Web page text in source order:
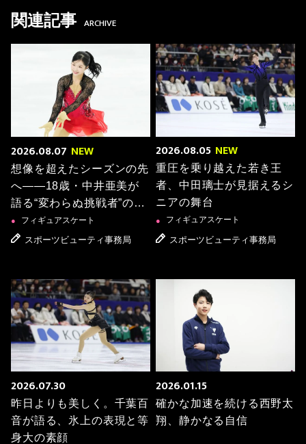
関連記事 ARCHIVE
2026.08.07 NEW
想像を超えたシーズンの先
へ――18歳・中井亜美が
語る“変わらぬ挑戦者”の思
い
● フィギュアスケート
スポーツビューティ事務局
2026.08.05 NEW
重圧を乗り越えた若き王
者、中田璃士が見据えるシ
ニアの舞台
● フィギュアスケート
スポーツビューティ事務局
2026.07.30
昨日よりも美しく。千葉百
音が語る、氷上の表現と等
身大の素顔
2026.01.15
確かな加速を続ける西野太
翔、静かなる自信